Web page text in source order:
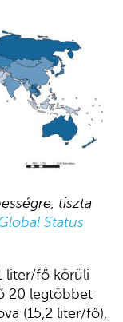
tiszta
Status
liter/fő körüli
20 legtöbbet
(15,2 liter/fő),